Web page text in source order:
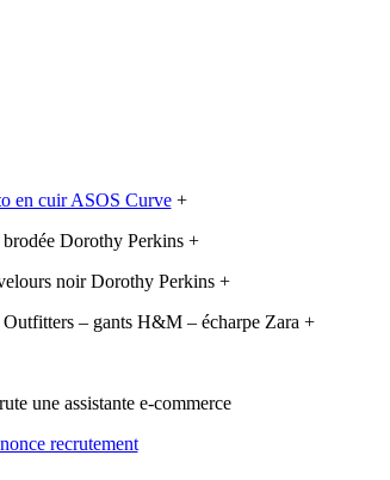
en cuir ASOS Curve+
Dorothy Perkins +
noir Dorothy Perkins +
Outfitters – gants H&M – écharpe Zara +
une assistante e-commerce
recrutement